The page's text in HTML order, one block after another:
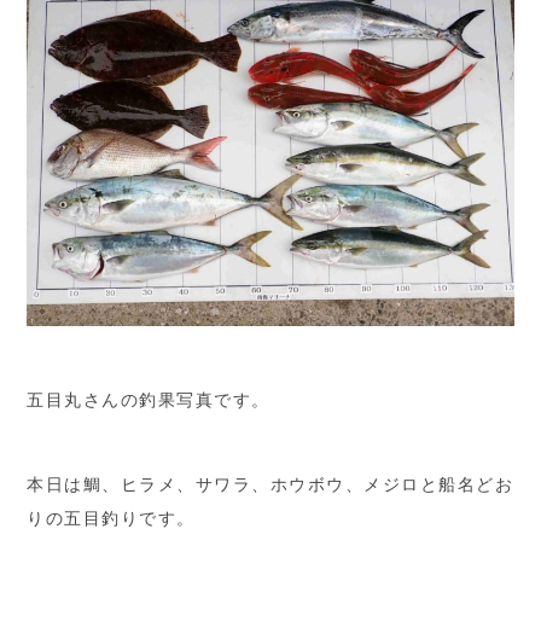
五目丸さんの釣果写真です。
本日は鯛、ヒラメ、サワラ、ホウボウ、メジロと船名どお
りの五目釣りです。